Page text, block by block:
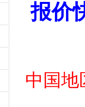
报价
中国地